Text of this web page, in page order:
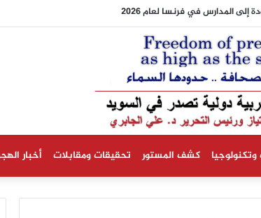
المدارس في فرنسا لعام 2026
كشف المستور تحقيقات ومقابلات أخبار